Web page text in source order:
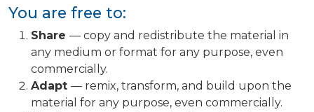
You are free to:
Share — copy and redistribute the material in
any medium or format for any purpose, even
commercially.
Adapt — remix, transform, and build upon the
material for any purpose, even commercially.